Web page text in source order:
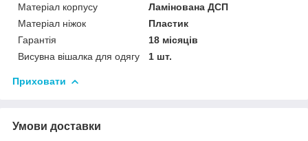
Матеріал корпусу
Ламінована ДСП
Матеріал ніжок
Пластик
Гарантія
18 місяців
Висувна вішалка для одягу
1 шт.
Приховати
Умови доставки